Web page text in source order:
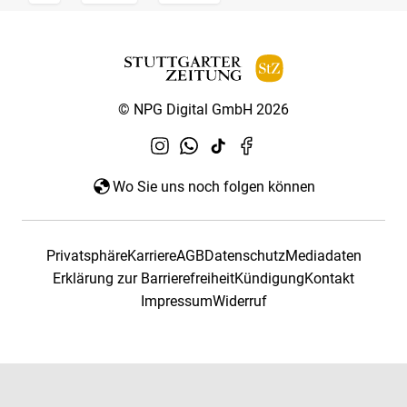
© NPG Digital GmbH 2026
Wo Sie uns noch folgen können
PrivatsphäreKarriereAGBDatenschutzMediadaten
Erklärung zur BarrierefreiheitKündigungKontakt
ImpressumWiderruf